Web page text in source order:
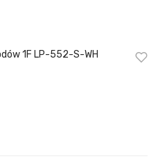
1F LP-552-S-WH